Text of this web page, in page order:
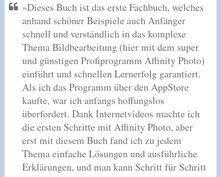
»Dieses Buch ist das erste Fachbuch, welches
anhand schöner Beispiele auch Anfänger
schnell und verständlich in das komplexe
Thema Bildbearbeitung (hier mit dem super
und günstigen Profiprogramm Affinity Photo)
einführt und schnellen Lernerfolg garantiert.
Als ich das Programm über den AppStore
kaufte, war ich anfangs hoffungslos
überfordert. Dank Internetvideos machte ich
die ersten Schritte mit Affinity Photo, aber
erst mit diesem Buch fand ich zu jedem
Thema einfache Lösungen und ausführliche
Erklärungen, und man kann Schritt für Schritt